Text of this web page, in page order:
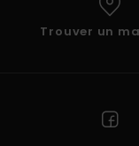
Trouver un